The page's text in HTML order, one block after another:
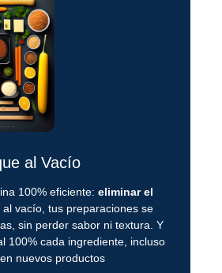
al Vacío
100% eficiente: eliminar el
al vacío, tus preparaciones se
sin perder sabor ni textura. Y
100% cada ingrediente, incluso
nuevos productos